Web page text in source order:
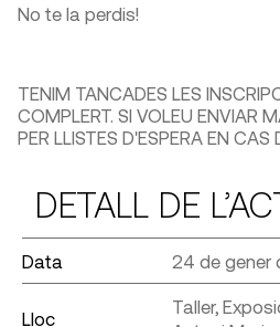
No te la perdis!
TENIM TANCADES LES
COMPLERT. SI VOLEU ENVIAR
PER LLISTES D'ESPERA EN CAS
DETALL DE
Data 24 de gener
Lloc
Taller,